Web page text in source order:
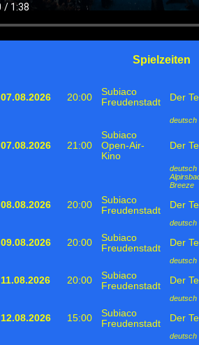
Spielzeiten
07.08.2026 20:00
Subiaco
Freudenstadt
Der
deutsch
07.08.2026 21:00
Subiaco
Open-Air-
Kino
Der
deutsch
Breeze
08.08.2026 20:00
Subiaco
Freudenstadt
Der
deutsch
09.08.2026 20:00
Subiaco
Freudenstadt
Der
deutsch
11.08.2026 20:00
Subiaco
Freudenstadt
Der
deutsch
12.08.2026 15:00
Subiaco
Freudenstadt
Der
deutsch